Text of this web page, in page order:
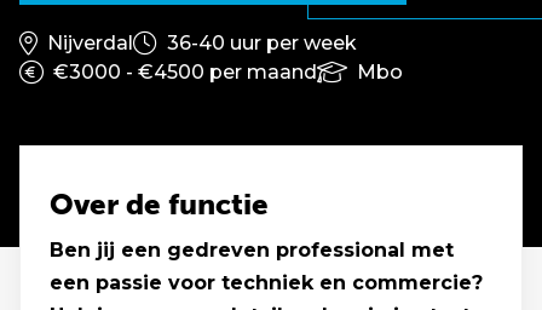
Nijverdal
36-40 uur per week
€3000 - €4500 per maand
Mbo
Over de functie
Ben jij een gedreven professional met
een passie voor techniek en commercie?